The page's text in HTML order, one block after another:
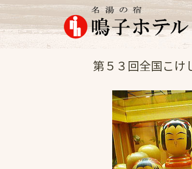
女将日記
第５３回全国こけ